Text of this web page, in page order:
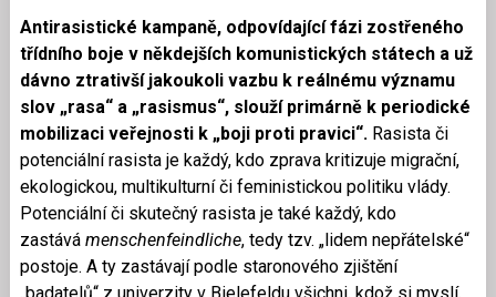
Antirasistické kampaně, odpovídající fázi zostřeného
třídního boje v někdejších komunistických státech a už
dávno ztrativší jakoukoli vazbu k reálnému významu
slov „rasa“ a „rasismus“, slouží primárně k periodické
mobilizaci veřejnosti k „boji proti pravici“. Rasista či
potenciální rasista je každý, kdo zprava kritizuje migrační,
ekologickou, multikulturní či feministickou politiku vlády.
Potenciální či skutečný rasista je také každý, kdo
zastává menschenfeindliche, tedy tzv. „lidem nepřátelské“
postoje. A ty zastávají podle staronového zjištění
„badatelů“ z univerzity v Bielefeldu všichni, kdož si myslí,